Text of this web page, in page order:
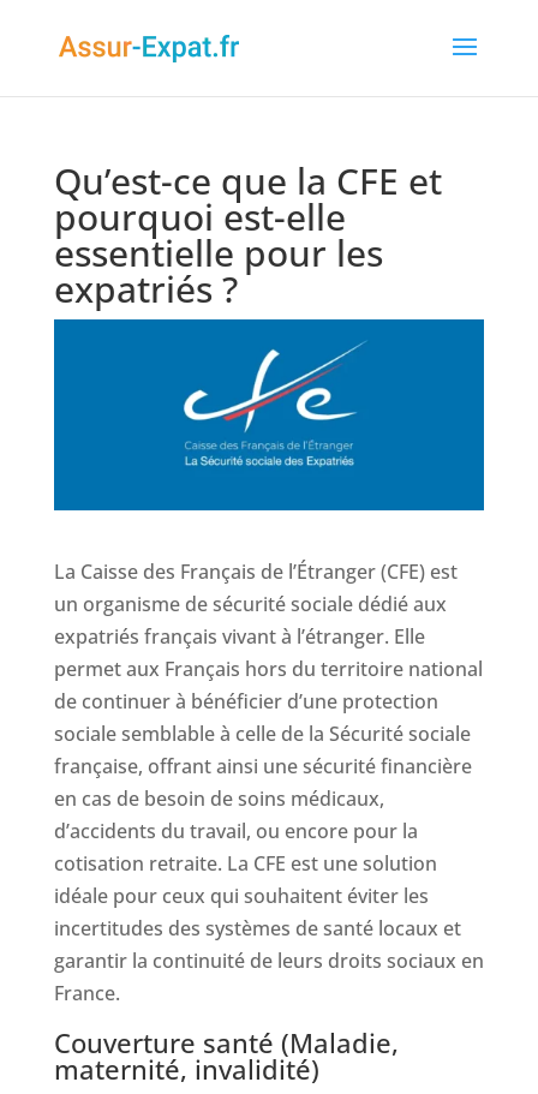
Qu’est-ce que la CFE et
pourquoi est-elle
essentielle pour les
expatriés ?
La Caisse des Français de l’Étranger (CFE) est
un organisme de sécurité sociale dédié aux
expatriés français vivant à l’étranger. Elle
permet aux Français hors du territoire national
de continuer à bénéficier d’une protection
sociale semblable à celle de la Sécurité sociale
française, offrant ainsi une sécurité financière
en cas de besoin de soins médicaux,
d’accidents du travail, ou encore pour la
cotisation retraite. La CFE est une solution
idéale pour ceux qui souhaitent éviter les
incertitudes des systèmes de santé locaux et
garantir la continuité de leurs droits sociaux en
France.
Couverture santé (Maladie,
maternité, invalidité)